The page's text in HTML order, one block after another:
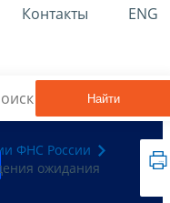
Контакты ENG
Найти
ФНС России
ожидания